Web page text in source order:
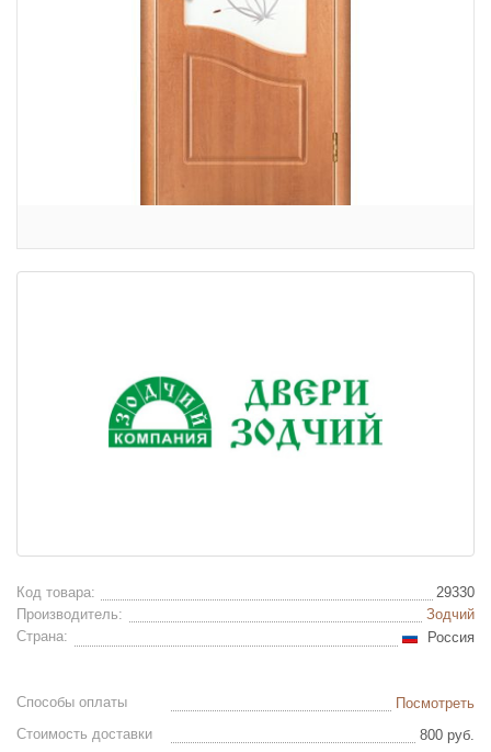
Код товара:
29330
Производитель:
Зодчий
Страна:
Россия
Способы оплаты
Посмотреть
Стоимость доставки
800 руб.